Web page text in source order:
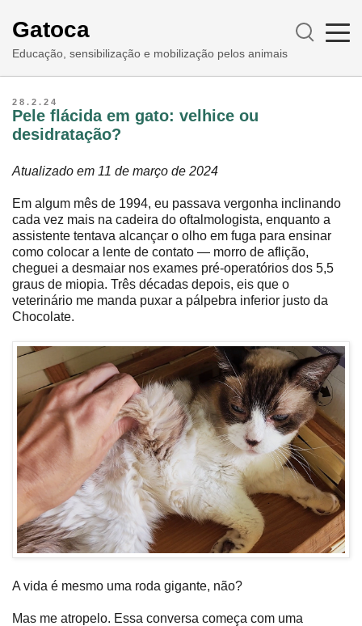
Gatoca
Educação, sensibilização e mobilização pelos animais
28.2.24
Pele flácida em gato: velhice ou
desidratação?
Atualizado em 11 de março de 2024
Em algum mês de 1994, eu passava vergonha inclinando
cada vez mais na cadeira do oftalmologista, enquanto a
assistente tentava alcançar o olho em fuga para ensinar
como colocar a lente de contato ― morro de aflição,
cheguei a desmaiar nos exames pré-operatórios dos 5,5
graus de miopia. Três décadas depois, eis que o
veterinário me manda puxar a pálpebra inferior justo da
Chocolate.
A vida é mesmo uma roda gigante, não?
Mas me atropelo. Essa conversa começa com uma